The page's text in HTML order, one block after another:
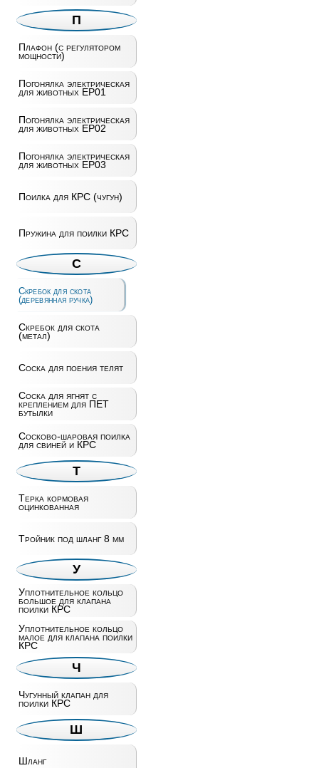
П
Плафон (с регулятором
мощности)
Погонялка электрическая
для животных EP01
Погонялка электрическая
для животных EP02
Погонялка электрическая
для животных EP03
Поилка для КРС (чугун)
Пружина для поилки КРС
С
Скребок для скота
(деревянная ручка)
Скребок для скота
(метал)
Соска для поения телят
Соска для ягнят с
креплением для ПЕТ
бутылки
Сосково-шаровая поилка
для свиней и КРС
Т
Терка кормовая
оцинкованная
Тройник под шланг 8 мм
У
Уплотнительное кольцо
большое для клапана
поилки КРС
Уплотнительное кольцо
малое для клапана поилки
КРС
Ч
Чугунный клапан для
поилки КРС
Ш
Шланг